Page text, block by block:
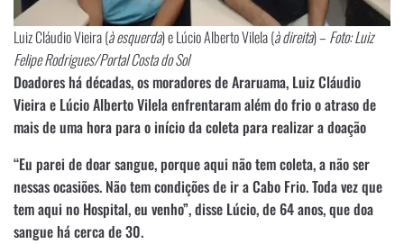
Luiz Cláudio Vieira (à esquerda) e Lúcio Alberto Vilela (à direita) – Foto: Luiz
Felipe Rodrigues/Portal Costa do Sol
Doadores há décadas, os moradores de Araruama, Luiz Cláudio
Vieira e Lúcio Alberto Vilela enfrentaram além do frio o atraso de
mais de uma hora para o início da coleta para realizar a doação
“Eu parei de doar sangue, porque aqui não tem coleta, a não ser
nessas ocasiões. Não tem condições de ir a Cabo Frio. Toda vez que
tem aqui no Hospital, eu venho”, disse Lúcio, de 64 anos, que doa
sangue há cerca de 30.